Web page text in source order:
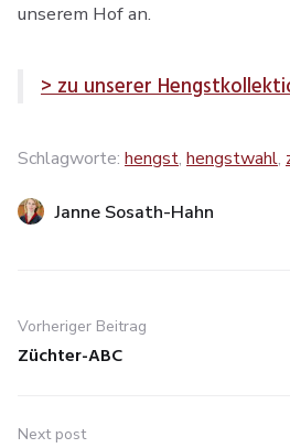
unserem Hof an.
> zu unserer
Schlagworte: hengst, hengstwahl,
Janne Sosath-Hahn
Beitragsnavigation
Vorheriger Beitrag
Previous
Züchter-ABC
Next post